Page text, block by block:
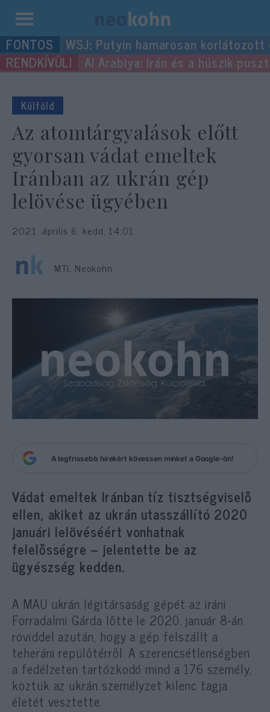
Kilépés
a
tartalomba
WSJ: Putyin hamarosan
Al Arabiya: Irán és a húszik
Külföld
Az atomtárgyalások előtt
gyorsan vádat emeltek
Iránban az ukrán gép
lelövése ügyében
2021. április 6. kedd, 14:01
MTI, Neokohn
A legfrissebb hírekért kövessen minket a Google-ön!
Vádat emeltek Iránban tíz tisztségviselő
ellen, akiket az ukrán utasszállító 2020
januári lelövéséért vonhatnak
felelősségre – jelentette be az
ügyészség kedden.
A MAU ukrán légitársaság gépét az iráni
Forradalmi Gárda lőtte le 2020. január 8-án
röviddel azután, hogy a gép felszállt a
teheráni repülőtérről. A szerencsétlenségben
a fedélzeten tartózkodó mind a 176 személy,
köztük az ukrán személyzet kilenc tagja
életét vesztette.